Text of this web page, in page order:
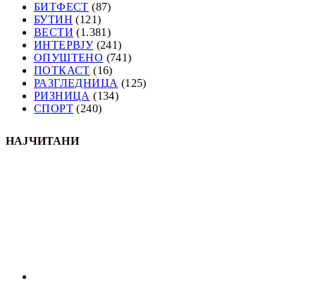
БИТФЕСТ (87)
БУТИН (121)
ВЕСТИ (1.381)
ИНТЕРВЈУ(241)
ОПУШТЕНО (741)
ПОТКАСТ (16)
РАЗГЛЕДНИЦА (125)
РИЗНИЦА (134)
СПОРТ (240)
НАЈЧИТАНИ